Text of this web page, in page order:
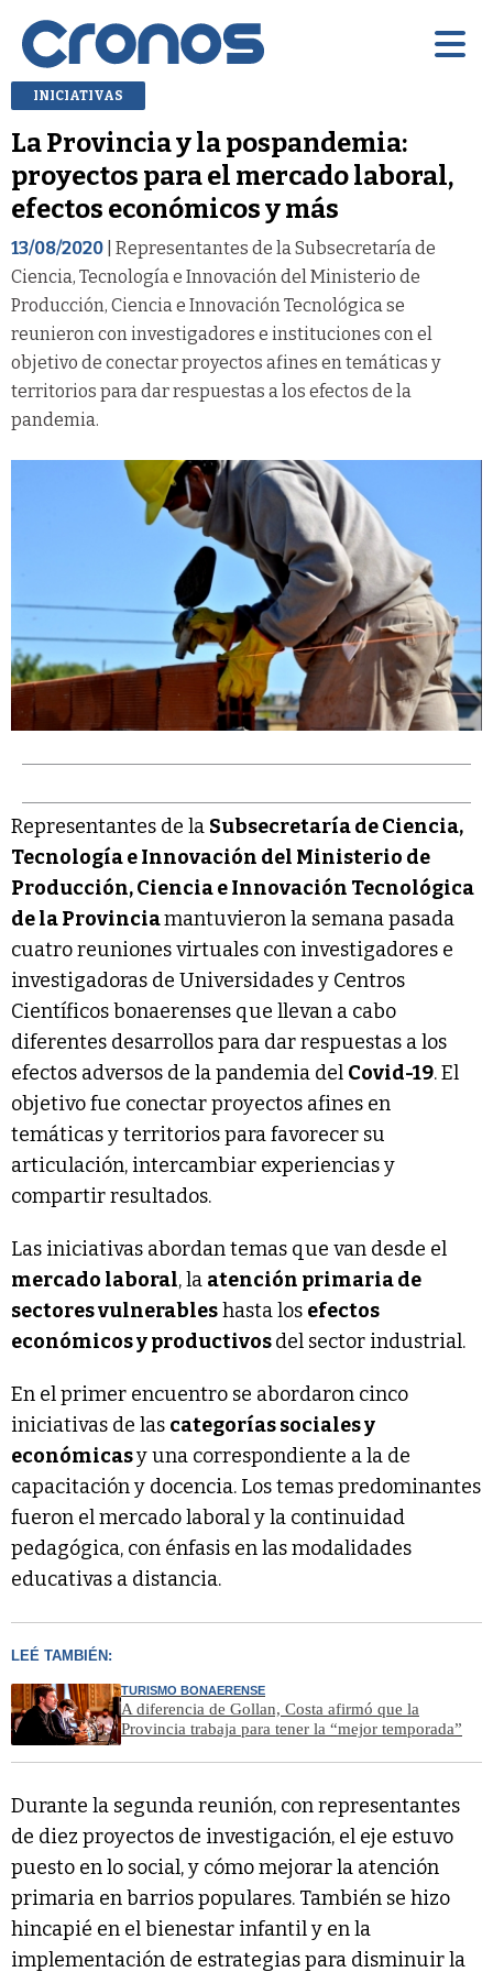
INICIATIVAS
La Provincia y la pospandemia:
proyectos para el mercado laboral,
efectos económicos y más
13/08/2020 | Representantes de la Subsecretaría de
Ciencia, Tecnología e Innovación del Ministerio de
Producción, Ciencia e Innovación Tecnológica se
reunieron con investigadores e instituciones con el
objetivo de conectar proyectos afines en temáticas y
territorios para dar respuestas a los efectos de la
pandemia.
Representantes de la Subsecretaría de Ciencia,
Tecnología e Innovación del Ministerio de
Producción, Ciencia e Innovación Tecnológica
de la Provinciamantuvieron la semana pasada
cuatro reuniones virtuales con investigadores e
investigadoras de Universidades y Centros
Científicos bonaerenses que llevan a cabo
diferentes desarrollos para dar respuestas a los
efectos adversos de la pandemia del Covid-19. El
objetivo fue conectar proyectos afines en
temáticas y territorios para favorecer su
articulación, intercambiar experiencias y
compartir resultados.
Las iniciativas abordan temas que van desde el
mercado laboral, la atención primaria de
sectores vulnerableshasta los efectos
económicos y productivosdel sector industrial.
En el primer encuentro se abordaron cinco
iniciativas de las categorías sociales y
económicasy una correspondiente a la de
capacitación y docencia. Los temas predominantes
fueron el mercado laboral y la continuidad
pedagógica, con énfasis en las modalidades
educativas a distancia.
LEÉ TAMBIÉN:
TURISMO BONAERENSE
A diferencia de Gollan, Costa afirmó que la
Provincia trabaja para tener la “mejor temporada”
Durante la segunda reunión, con representantes
de diez proyectos de investigación, el eje estuvo
puesto en lo social, y cómo mejorar la atención
primaria en barrios populares. También se hizo
hincapié en el bienestar infantil y en la
implementación de estrategias para disminuir la